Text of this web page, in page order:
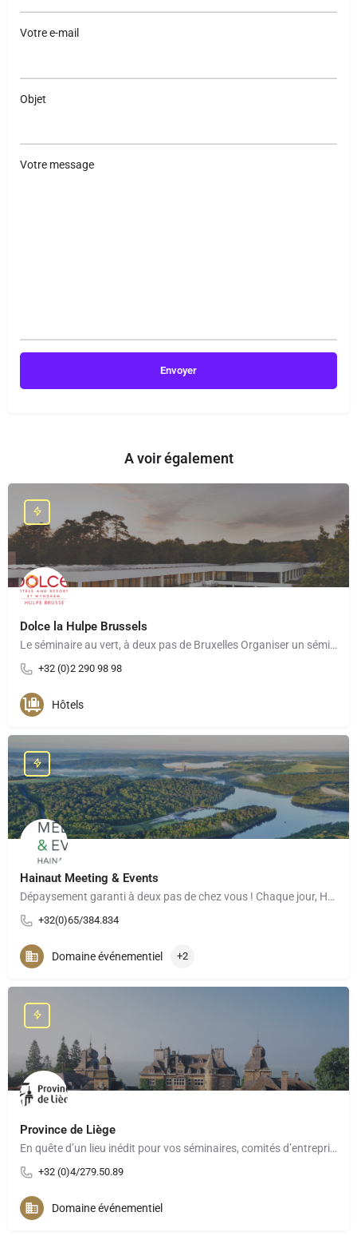
Votre e-mail
Objet
Votre message
A voir également
Dolce la Hulpe Brussels
Le séminaire au vert, à deux pas de Bruxelles Organiser un séminaire au Dolce La Hulpe Brussels, c’est…
+32 (0)2 290 98 98
Hôtels
Hainaut Meeting & Events
Dépaysement garanti à deux pas de chez vous ! Chaque jour, Hainaut Meetings & Events, le convention…
+32(0)65/384.834
Domaine événementiel +2
Province de Liège
En quête d’un lieu inédit pour vos séminaires, comités d’entreprise, teambuilding ou événements à moins de 2h…
+32 (0)4/279.50.89
Domaine événementiel